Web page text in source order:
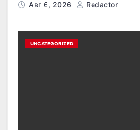
Авг 6, 2026 Redactor
UNCATEGORIZED